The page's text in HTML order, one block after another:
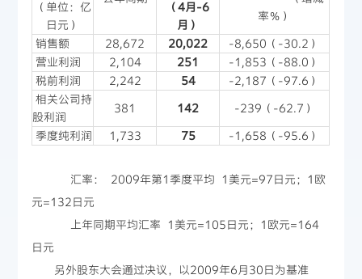
（单位：亿
日元）
（4月-6
月 ）
率％）
销售额
28,672 20,022
-8,650（-30.2）
营业利润
2,104 251
-1,853（-88.0）
税前利润
2,242 54
-2,187（-97.6）
相关公司持
股利润
381 142
-239（-62.7）
季度纯利润
1,733 75 -1,658（-95.6）
汇率： 2009年第1季度平均 1美元=97日元；1欧
元=132日元
上年同期平均汇率 1美元=105日元；1欧元=164
日元
另外股东大会通过决议，以2009年6月30日为基准